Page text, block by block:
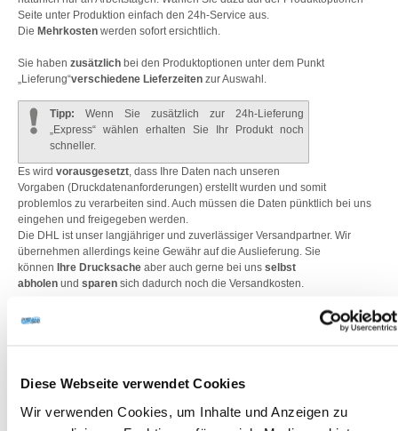
Diese Webseite verwendet Cookies
Wir verwenden Cookies, um Inhalte und Anzeigen zu
Seite unter Produktion einfach den 24h-Service aus.
Die Mehrkosten werden sofort ersichtlich.
Sie haben zusätzlich bei den Produktoptionen unter dem Punkt
„Lieferung“verschiedene Lieferzeiten zur Auswahl.
Tipp: Wenn Sie zusätzlich zur 24h-Lieferung
„Express“ wählen erhalten Sie Ihr Produkt noch
schneller.
Es wird vorausgesetzt, dass Ihre Daten nach unseren
Vorgaben (Druckdatenanforderungen) erstellt wurden und somit
problemlos zu verarbeiten sind. Auch müssen die Daten pünktlich bei uns
eingehen und freigegeben werden.
Die DHL ist unser langjähriger und zuverlässiger Versandpartner. Wir
übernehmen allerdings keine Gewähr auf die Auslieferung. Sie
können
Ihre Drucksache aber auch gerne bei uns selbst
abholen und sparen sich dadurch noch die Versandkosten.
Bitte beachten Sie, wenn Sie Ihr Druckprodukt als 24-Stunden-Service
bestellt haben und per Vorauskasse bezahlen, greift der Service erst nach
Dateneingang Montag,
Uhr
Dienstag,
Uhr
Mittwoch,
Uhr